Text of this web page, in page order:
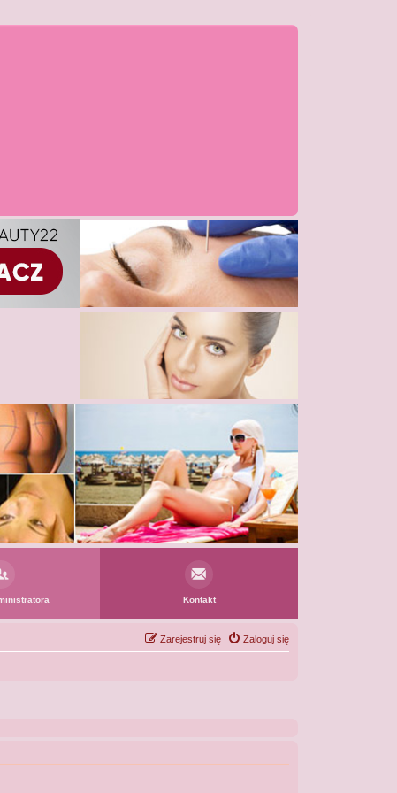
Kontakt
Zaloguj się
Zarejestruj się